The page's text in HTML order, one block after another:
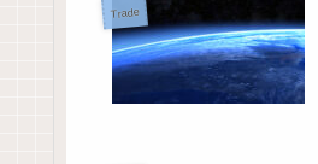
Trade